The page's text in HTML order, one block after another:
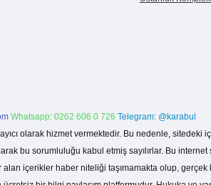
Whatsapp: 0262 606 0 726 Telegram: @karabul
olarak hizmet vermektedir. Bu nedenle,
bu sorumluluğu kabul etmiş sayılırlar. Bu
alan içerikler haber niteliği taşımamakta olup,